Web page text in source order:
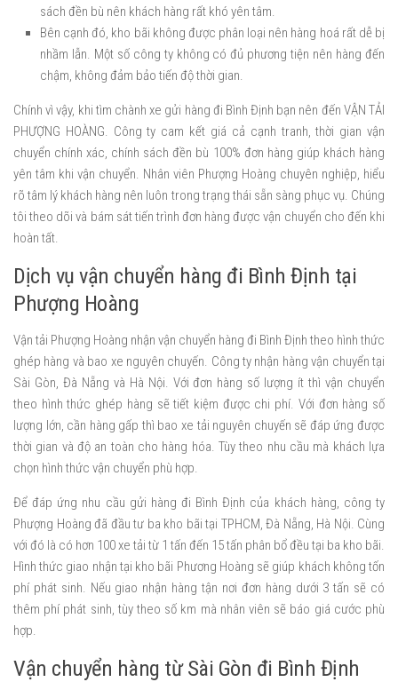
sách đền bù nên khách hàng rất khó yên tâm.
Bên cạnh đó, kho bãi không được phân loại nên hàng hoá rất dễ bị
nhầm lẫn. Một số công ty không có đủ phương tiện nên hàng đến
chậm, không đảm bảo tiến độ thời gian.
Chính vì vậy, khi tìm chành xe gửi hàng đi Bình Định bạn nên đến VẬN TẢI
PHƯỢNG HOÀNG. Công ty cam kết giá cả cạnh tranh, thời gian vận
chuyển chính xác, chính sách đền bù 100% đơn hàng giúp khách hàng
yên tâm khi vận chuyển. Nhân viên Phượng Hoàng chuyên nghiệp, hiểu
rõ tâm lý khách hàng nên luôn trong trạng thái sẵn sàng phục vụ. Chúng
tôi theo dõi và bám sát tiến trình đơn hàng được vận chuyển cho đến khi
hoàn tất.
Dịch vụ vận chuyển hàng đi Bình Định tại
Phượng Hoàng
Vận tải Phượng Hoàng nhận vận chuyển hàng đi Bình Định theo hình thức
ghép hàng và bao xe nguyên chuyến. Công ty nhận hàng vận chuyển tại
Sài Gòn, Đà Nẵng và Hà Nội. Với đơn hàng số lượng ít thì vận chuyển
theo hình thức ghép hàng sẽ tiết kiệm được chi phí. Với đơn hàng số
lượng lớn, cần hàng gấp thì bao xe tải nguyên chuyến sẽ đáp ứng được
thời gian và độ an toàn cho hàng hóa. Tùy theo nhu cầu mà khách lựa
chọn hình thức vận chuyển phù hợp.
Để đáp ứng nhu cầu gửi hàng đi Bình Định của khách hàng, công ty
Phượng Hoàng đã đầu tư ba kho bãi tại TPHCM, Đà Nẵng, Hà Nội. Cùng
với đó là có hơn 100 xe tải từ 1 tấn đến 15 tấn phân bổ đều tại ba kho bãi.
Hình thức giao nhận tại kho bãi Phương Hoàng sẽ giúp khách không tốn
phí phát sinh. Nếu giao nhận hàng tận nơi đơn hàng dưới 3 tấn sẽ có
thêm phí phát sinh, tùy theo số km mà nhân viên sẽ báo giá cước phù
hợp.
Vận chuyển hàng từ Sài Gòn đi Bình Định